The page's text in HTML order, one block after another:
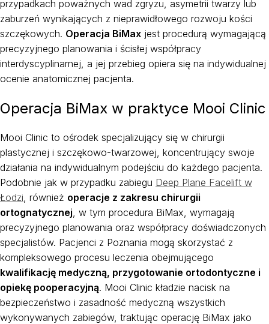
przypadkach poważnych wad zgryzu, asymetrii twarzy lub
zaburzeń wynikających z nieprawidłowego rozwoju kości
szczękowych. Operacja BiMax jest procedurą wymagającą
precyzyjnego planowania i ścisłej współpracy
interdyscyplinarnej, a jej przebieg opiera się na indywidualnej
ocenie anatomicznej pacjenta.
Operacja BiMax w praktyce Mooi Clinic
Mooi Clinic to ośrodek specjalizujący się w chirurgii
plastycznej i szczękowo-twarzowej, koncentrujący swoje
działania na indywidualnym podejściu do każdego pacjenta.
Podobnie jak w przypadku zabiegu Deep Plane Facelift w
Łodzi, również operacje z zakresu chirurgii
ortognatycznej, w tym procedura BiMax, wymagają
precyzyjnego planowania oraz współpracy doświadczonych
specjalistów. Pacjenci z Poznania mogą skorzystać z
kompleksowego procesu leczenia obejmującego
kwalifikację medyczną, przygotowanie ortodontyczne i
opiekę pooperacyjną. Mooi Clinic kładzie nacisk na
bezpieczeństwo i zasadność medyczną wszystkich
wykonywanych zabiegów, traktując operację BiMax jako